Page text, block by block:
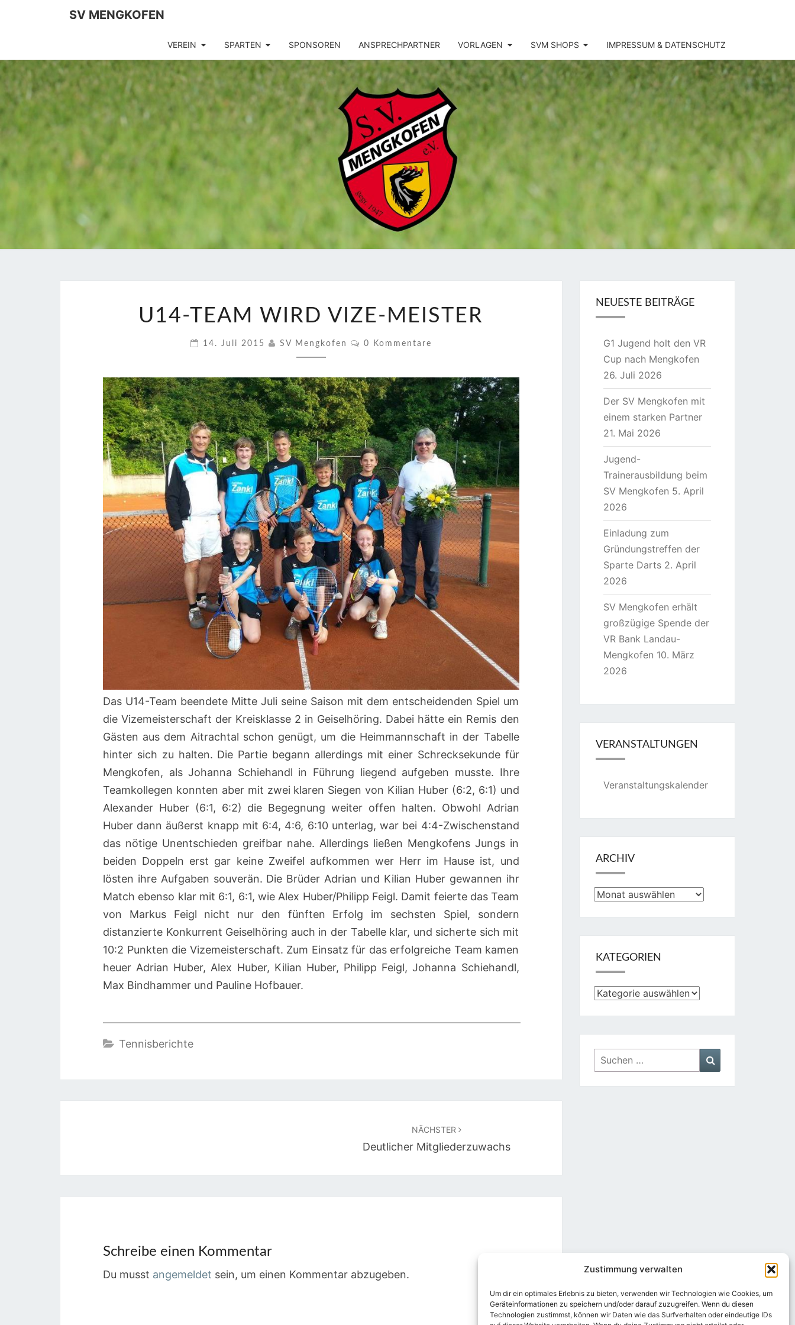
Zustimmung verwalten
Um dir ein optimales Erlebnis zu bieten, verwenden wir Technologien wie Cookies, um
Geräteinformationen zu speichern und/oder darauf zuzugreifen. Wenn du diesen
Technologien zustimmst, können wir Daten wie das Surfverhalten oder eindeutige IDs
SV MENGKOFEN
VEREIN SPARTEN SPONSOREN ANSPRECHPARTNER VORLAGEN SVM SHOPS IMPRESSUM & DATENSCHUTZ
SV
MENGKOFEN
TEAM
U14-TEAM WIRD VIZE-MEISTER
14. Juli 2015 SV Mengkofen Kommentare
0 Kommentare
Das U14-Team beendete Mitte Juli seine Saison mit dem entscheidenden Spiel um
die Vizemeisterschaft der Kreisklasse 2 in Geiselhöring. Dabei hätte ein Remis den
Gästen aus dem Aitrachtal schon genügt, um die Heimmannschaft in der Tabelle
hinter sich zu halten. Die Partie begann allerdings mit einer Schrecksekunde für
Mengkofen, als Johanna Schiehandl in Führung liegend aufgeben musste. Ihre
Teamkollegen konnten aber mit zwei klaren Siegen von Kilian Huber (6:2, 6:1) und
Alexander Huber (6:1, 6:2) die Begegnung weiter offen halten. Obwohl Adrian
Huber dann äußerst knapp mit 6:4, 4:6, 6:10 unterlag, war bei 4:4-Zwischenstand
das nötige Unentschieden greifbar nahe. Allerdings ließen Mengkofens Jungs in
beiden Doppeln erst gar keine Zweifel aufkommen wer Herr im Hause ist, und
lösten ihre Aufgaben souverän. Die Brüder Adrian und Kilian Huber gewannen ihr
Match ebenso klar mit 6:1, 6:1, wie Alex Huber/Philipp Feigl. Damit feierte das Team
von Markus Feigl nicht nur den fünften Erfolg im sechsten Spiel, sondern
distanzierte Konkurrent Geiselhöring auch in der Tabelle klar, und sicherte sich mit
10:2 Punkten die Vizemeisterschaft. Zum Einsatz für das erfolgreiche Team kamen
heuer Adrian Huber, Alex Huber, Kilian Huber, Philipp Feigl, Johanna Schiehandl,
Max Bindhammer und Pauline Hofbauer.
Tennisberichte
NÄCHSTER
Deutlicher Mitgliederzuwachs
Schreibe einen Kommentar
Du musst angemeldet sein, um einen Kommentar abzugeben.
NEUESTE BEITRÄGE
G1 Jugend holt den VR
Cup nach Mengkofen
26. Juli 2026
Der SV Mengkofen mit
einem starken Partner
21. Mai 2026
Jugend-
Trainerausbildung beim
SV Mengkofen 5. April
2026
Einladung zum
Gründungstreffen der
Sparte Darts 2. April
2026
SV Mengkofen erhält
großzügige Spende der
VR Bank Landau-
Mengkofen 10. März
2026
VERANSTALTUNGEN
Veranstaltungskalender
ARCHIV
Archiv
KATEGORIEN
Kategorien
Suchen
nach: